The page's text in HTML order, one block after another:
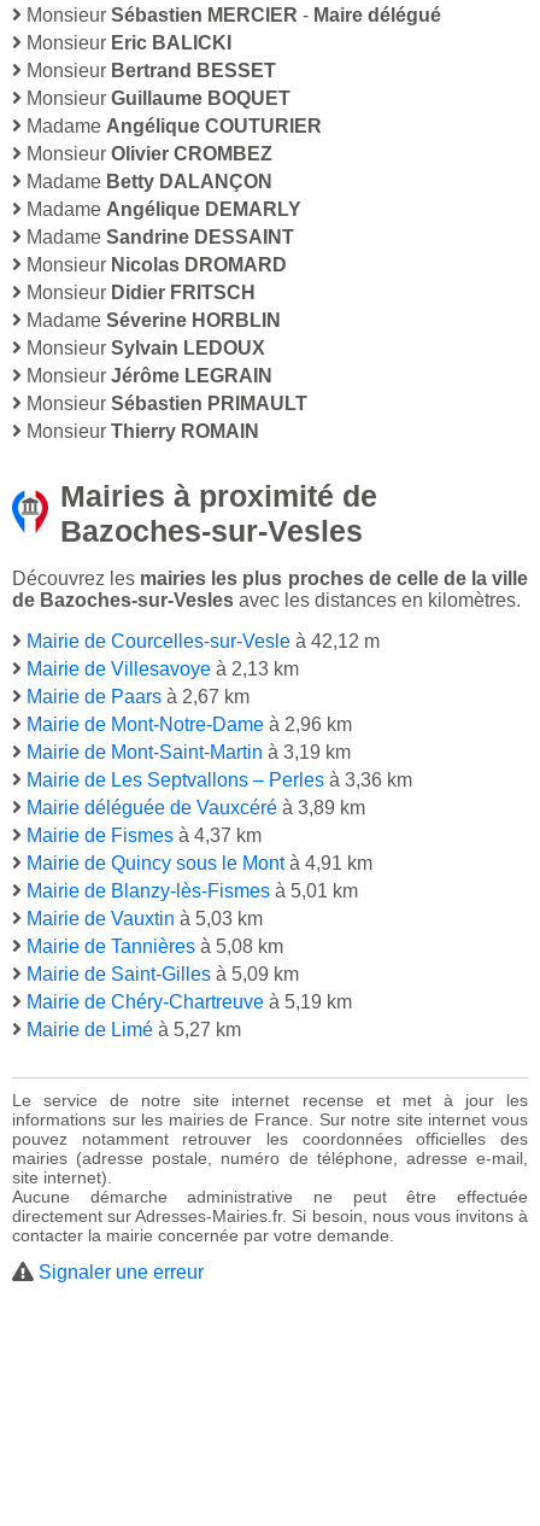
Monsieur Sébastien MERCIER - Maire délégué
Monsieur Eric BALICKI
Monsieur Bertrand BESSET
Monsieur Guillaume BOQUET
Madame Angélique COUTURIER
Monsieur Olivier CROMBEZ
Madame Betty DALANÇON
Madame Angélique DEMARLY
Madame Sandrine DESSAINT
Monsieur Nicolas DROMARD
Monsieur Didier FRITSCH
Madame Séverine HORBLIN
Monsieur Sylvain LEDOUX
Monsieur Jérôme LEGRAIN
Monsieur Sébastien PRIMAULT
Monsieur Thierry ROMAIN
Mairies à proximité de
Bazoches-sur-Vesles
Découvrez les mairies les plus proches de celle de la ville
de Bazoches-sur-Vesles avec les distances en kilomètres.
Mairie de Courcelles-sur-Vesle à 42,12 m
Mairie de Villesavoye à 2,13 km
Mairie de Paars à 2,67 km
Mairie de Mont-Notre-Dame à 2,96 km
Mairie de Mont-Saint-Martin à 3,19 km
Mairie de Les Septvallons – Perles à 3,36 km
Mairie déléguée de Vauxcéré à 3,89 km
Mairie de Fismes à 4,37 km
Mairie de Quincy sous le Montà 4,91 km
Mairie de Blanzy-lès-Fismes à 5,01 km
Mairie de Vauxtin à 5,03 km
Mairie de Tannières à 5,08 km
Mairie de Saint-Gilles à 5,09 km
Mairie de Chéry-Chartreuve à 5,19 km
Mairie de Limé à 5,27 km
Le service de notre site internet recense et met à jour les
informations sur les mairies de France. Sur notre site internet vous
pouvez notamment retrouver les coordonnées officielles des
mairies (adresse postale, numéro de téléphone, adresse e-mail,
site internet).
Aucune démarche administrative ne peut être effectuée
directement sur Adresses-Mairies.fr. Si besoin, nous vous invitons à
contacter la mairie concernée par votre demande.
Signaler une erreur